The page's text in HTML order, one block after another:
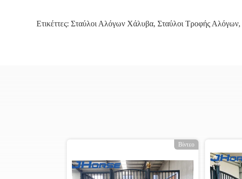
Ετικέττες: Σταύλοι Αλόγων Χάλυβα, Σταύλοι Τροφής Αλόγων,